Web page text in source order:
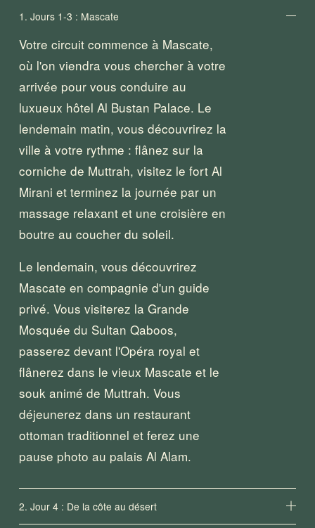
1. Jours 1-3 : Mascate
Votre circuit commence à Mascate,
où l'on viendra vous chercher à votre
arrivée pour vous conduire au
luxueux hôtel Al Bustan Palace. Le
lendemain matin, vous découvrirez la
ville à votre rythme : flânez sur la
corniche de Muttrah, visitez le fort Al
Mirani et terminez la journée par un
massage relaxant et une croisière en
boutre au coucher du soleil.
Le lendemain, vous découvrirez
Mascate en compagnie d'un guide
privé. Vous visiterez la Grande
Mosquée du Sultan Qaboos,
passerez devant l'Opéra royal et
flânerez dans le vieux Mascate et le
souk animé de Muttrah. Vous
déjeunerez dans un restaurant
ottoman traditionnel et ferez une
pause photo au palais Al Alam.
2. Jour 4 : De la côte au désert